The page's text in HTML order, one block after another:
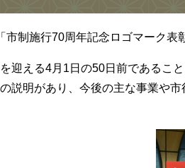
制施行70周年記念ロゴマーク表
迎える4月1日の50日前であるこ
説明があり、今後の主な事業や